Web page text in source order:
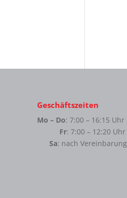
Geschäftszeiten
Mo – Do: 7:00 – 16:15 Uhr
Fr: 7:00 – 12:20 Uhr
Sa: nach Vereinbarung